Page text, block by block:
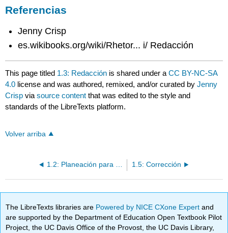
Referencias
Jenny Crisp
es.wikibooks.org/wiki/Rhetor... i/ Redacción
This page titled 1.3: Redacción is shared under aCC BY-NC-SA
4.0 license and was authored, remixed, and/or curated byJenny
Crisp viasource content that was edited to the style and
standards of the LibreTexts platform.
Volver arriba
1.2: Planeación para Leer o Escribir 1.5: Corrección
The LibreTexts libraries are Powered by NICE CXone Expertand
are supported by the Department of Education Open Textbook Pilot
Project, the UC Davis Office of the Provost, the UC Davis Library,